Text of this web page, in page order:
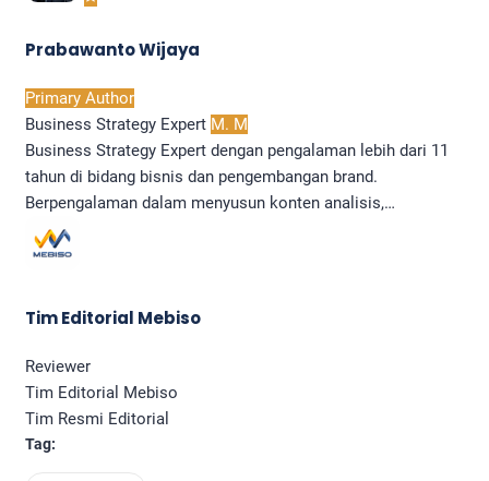
Prabawanto Wijaya
Primary Author
Business Strategy Expert M. M
Business Strategy Expert dengan pengalaman lebih dari 11
tahun di bidang bisnis dan pengembangan brand.
Berpengalaman dalam menyusun konten analisis,…
Tim Editorial Mebiso
Reviewer
Tim Editorial Mebiso
Tim Resmi Editorial
Tag: